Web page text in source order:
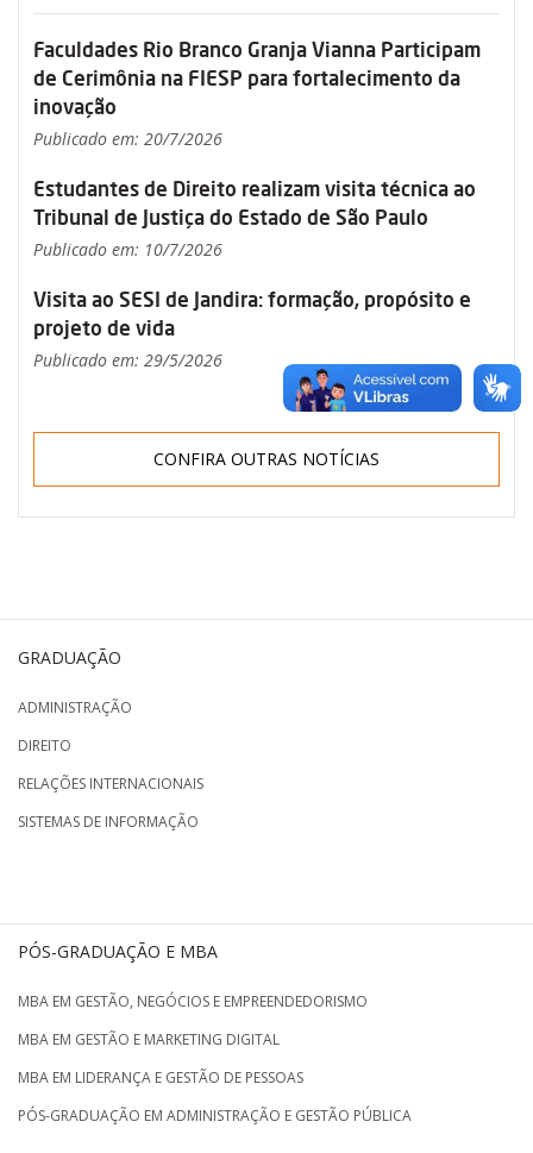
Faculdades Rio Branco Granja Vianna Participam
de Cerimônia na FIESP para fortalecimento da
inovação
Publicado em: 20/7/2026
Estudantes de Direito realizam visita técnica ao
Tribunal de Justiça do Estado de São Paulo
Publicado em: 10/7/2026
Visita ao SESI de Jandira: formação, propósito e
projeto de vida
Publicado em: 29/5/2026
CONFIRA OUTRAS NOTÍCIAS
GRADUAÇÃO
ADMINISTRAÇÃO
DIREITO
RELAÇÕES INTERNACIONAIS
SISTEMAS DE INFORMAÇÃO
PÓS-GRADUAÇÃO E MBA
MBA EM GESTÃO, NEGÓCIOS E EMPREENDEDORISMO
MBA EM GESTÃO E MARKETING DIGITAL
MBA EM LIDERANÇA E GESTÃO DE PESSOAS
PÓS-GRADUAÇÃO EM ADMINISTRAÇÃO E GESTÃO PÚBLICA